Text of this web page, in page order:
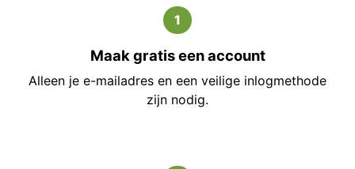
1
Maak gratis een account
Alleen je e-mailadres en een veilige inlogmethode
zijn nodig.